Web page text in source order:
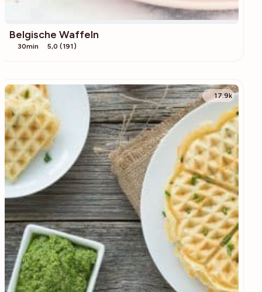
Belgische Waffeln
30min 5,0 (191)
17.9k